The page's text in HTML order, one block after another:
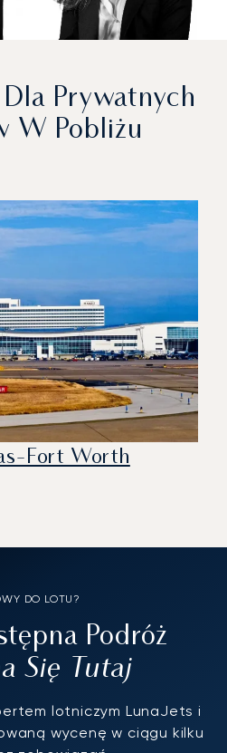
Prywatnych
W Pobliżu
Fort Worth
DO LOTU?
Podróż
Się Tutaj
lotniczym LunaJets i
wycenę w ciągu kilku